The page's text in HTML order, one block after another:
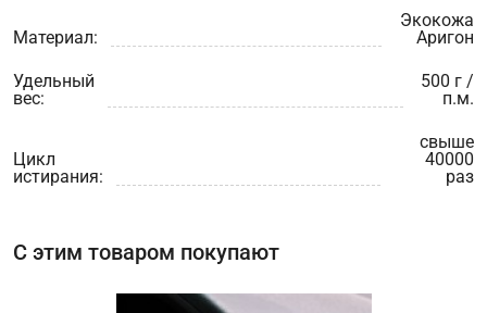
Материал:
Экокожа
Аригон
Удельный
вес:
500 г /
п.м.
Цикл
истирания:
свыше
40000
раз
С этим товаром покупают